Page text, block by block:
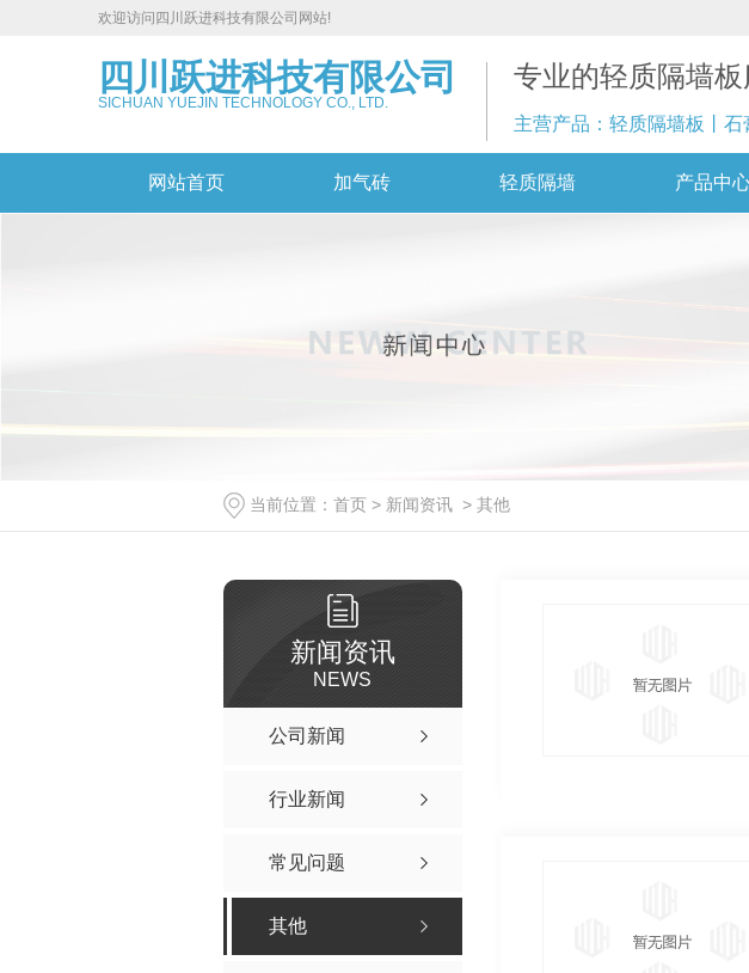
欢迎访问四川跃进科技有限公司网站!
四川跃进科技有限公司
SICHUAN YUEJIN TECHNOLOGY CO., LTD.
专业的轻质隔墙
主营产品：轻质隔墙板丨
网站首页 加气砖 轻质隔墙 产品中
当前位置： 首页 > 新闻资讯 > 其他
新闻资讯
NEWS
公司新闻
行业新闻
常见问题
其他